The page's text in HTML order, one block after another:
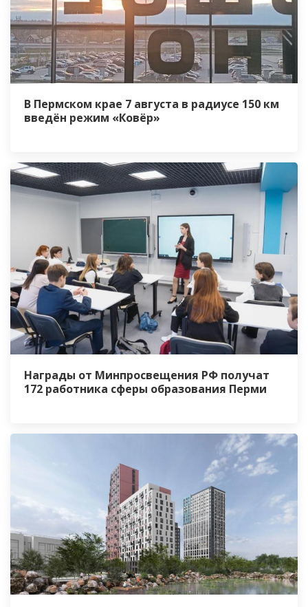
В Пермском крае 7 августа в радиусе 150 км
введён режим «Ковёр»
Награды от Минпросвещения РФ получат
172 работника сферы образования Перми